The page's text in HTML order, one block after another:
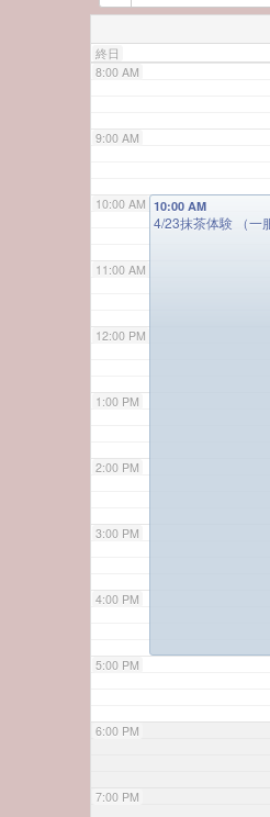
終日
7:00 AM
8:00 AM
9:00 AM
10:00 AM
11:00 AM
12:00 PM
1:00 PM
2:00 PM
3:00 PM
4:00 PM
5:00 PM
6:00 PM
7:00 PM
10:00 AM
4/23抹茶体験 （一